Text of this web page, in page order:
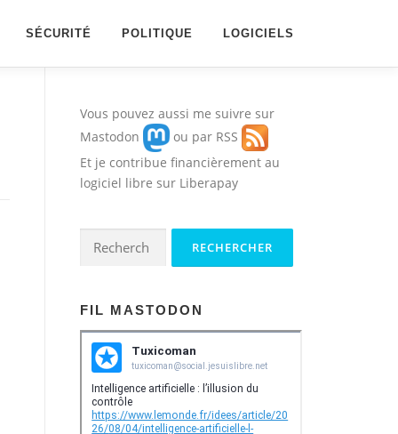
SÉCURITÉ POLITIQUE LOGICIELS
Vous pouvez aussi me suivre sur
Mastodon
ou par RSS
Et je contribue financièrement au
logiciel libre sur Liberapay
Rechercher :
FIL MASTODON